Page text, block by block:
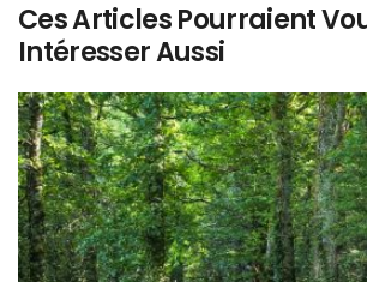
Ces Articles Pourraient
Intéresser Aussi